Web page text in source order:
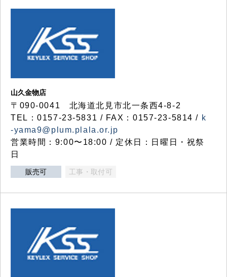
山久金物店
〒090-0041 北海道北見市北一条西4-8-2
TEL：0157-23-5831 / FAX：0157-23-5814 / k
-yama9@plum.plala.or.jp
営業時間：9:00〜18:00 / 定休日：日曜日・祝祭
日
販売可 工事・取付可